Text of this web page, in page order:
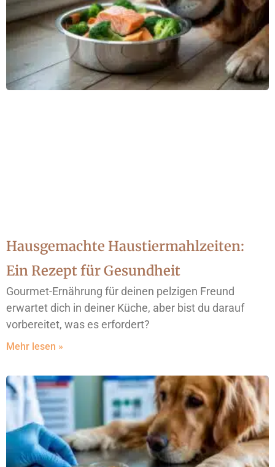
Hausgemachte Haustiermahlzeiten:
Ein Rezept für Gesundheit
Gourmet-Ernährung für deinen pelzigen Freund
erwartet dich in deiner Küche, aber bist du darauf
vorbereitet, was es erfordert?
Mehr lesen »